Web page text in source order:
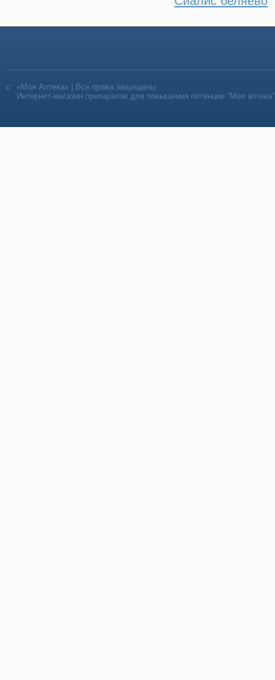
«Моя Аптека» | Все права защищены
Интернет-магазин препаратов для повышения потенции “Моя